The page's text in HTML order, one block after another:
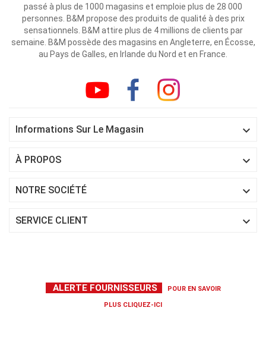
passé à plus de 1000 magasins et emploie plus de 28 000
personnes. B&M propose des produits de qualité à des prix
sensationnels. B&M attire plus de 4 millions de clients par
semaine. B&M possède des magasins en Angleterre, en Écosse,
au Pays de Galles, en Irlande du Nord et en France.
Informations Sur Le Magasin 
À PROPOS 
NOTRE SOCIÉTÉ 
SERVICE CLIENT 
ALERTE FOURNISSEURS POUR EN SAVOIR
PLUS CLIQUEZ-ICI